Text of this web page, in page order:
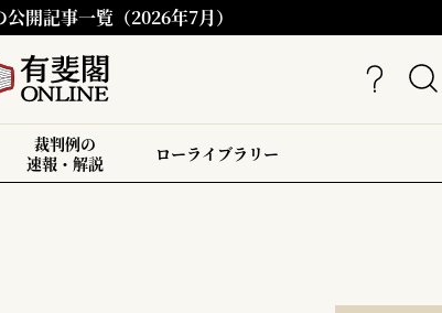
公開記事一覧（2026年7月）
裁判例の
速報・解説
ローライブラリー